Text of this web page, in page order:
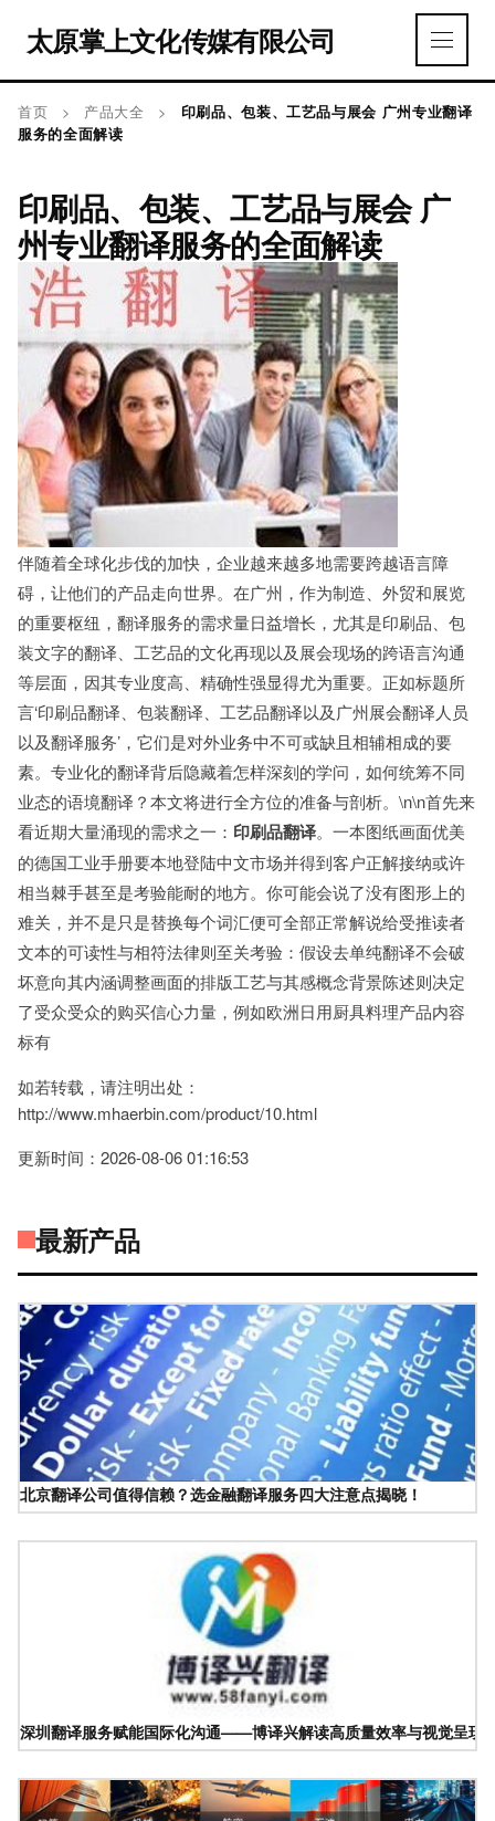
太原掌上文化传媒有限公司
首页 > 产品大全 >
印刷品、包装、工艺品与展会 广州专业翻译
服务的全面解读
印刷品、包装、工艺品与展会 广
州专业翻译服务的全面解读
伴随着全球化步伐的加快，企业越来越多地需要跨越语言障
碍，让他们的产品走向世界。在广州，作为制造、外贸和展览
的重要枢纽，翻译服务的需求量日益增长，尤其是印刷品、包
装文字的翻译、工艺品的文化再现以及展会现场的跨语言沟通
等层面，因其专业度高、精确性强显得尤为重要。正如标题所
言‘印刷品翻译、包装翻译、工艺品翻译以及广州展会翻译人员
以及翻译服务’，它们是对外业务中不可或缺且相辅相成的要
素。专业化的翻译背后隐藏着怎样深刻的学问，如何统筹不同
业态的语境翻译？本文将进行全方位的准备与剖析。\n\n首先来
看近期大量涌现的需求之一： 印刷品翻译。一本图纸画面优美
的德国工业手册要本地登陆中文市场并得到客户正解接纳或许
相当棘手甚至是考验能耐的地方。你可能会说了没有图形上的
难关，并不是只是替换每个词汇便可全部正常解说给受推读者
文本的可读性与相符法律则至关考验：假设去单纯翻译不会破
坏意向其内涵调整画面的排版工艺与其感概念背景陈述则决定
了受众受众的购买信心力量，例如欧洲日用厨具料理产品内容
标有
如若转载，请注明出处：
http://www.mhaerbin.com/product/10.html
更新时间：2026-08-06 01:16:53
最新产品
北京翻译公司值得信赖？选金融翻译服务四大注意点揭晓！
深圳翻译服务赋能国际化沟通——博译兴解读高质量效率与视觉呈现